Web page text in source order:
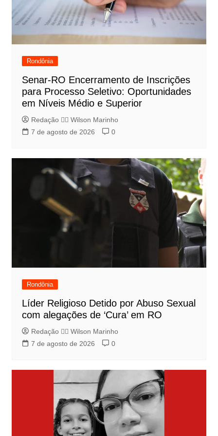
Rondônia
Senar-RO Encerramento de Inscrições
para Processo Seletivo: Oportunidades
em Níveis Médio e Superior
Redação 👨‍⚖️​ Wilson Marinho
7 de agosto de 2026
0
Rondônia
Líder Religioso Detido por Abuso Sexual
com alegações de ‘Cura’ em RO
Redação 👨‍⚖️​ Wilson Marinho
7 de agosto de 2026
0